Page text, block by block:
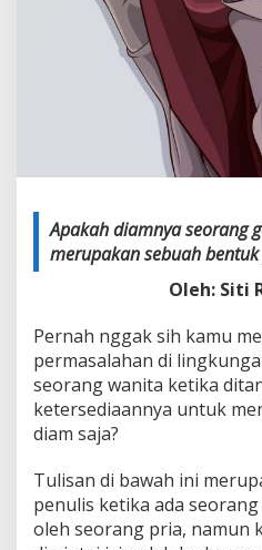
Apakah diamnya seorang
merupakan sebuah
Oleh: Siti
Pernah nggak sih kamu
permasalahan di
seorang wanita ketika
ketersediaannya untuk
diam saja?
Tulisan di bawah ini
penulis ketika ada
oleh seorang pria, namun